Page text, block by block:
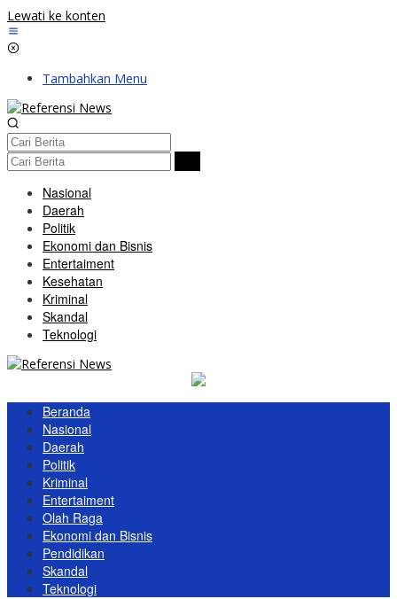
Lewati ke konten
Tambahkan Menu
Nasional
Daerah
Politik
Ekonomi dan Bisnis
Entertaiment
Kesehatan
Kriminal
Skandal
Teknologi
Beranda
Nasional
Daerah
Politik
Kriminal
Entertaiment
Olah Raga
Ekonomi dan Bisnis
Pendidikan
Skandal
Teknologi